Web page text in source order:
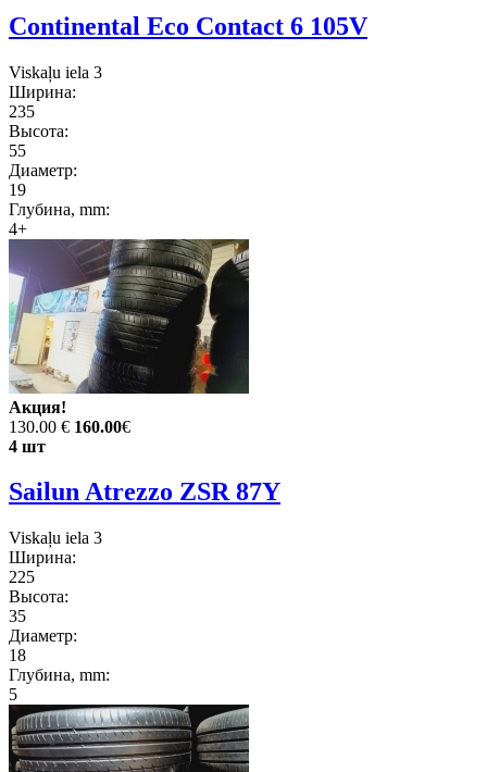
Continental Eco Contact 6 105V
Viskaļu iela 3
Ширина:
235
Высота:
55
Диаметр:
19
Глубина, mm:
4+
Акция!
130.00 € 160.00€
4 шт
Sailun Atrezzo ZSR 87Y
Viskaļu iela 3
Ширина:
225
Высота:
35
Диаметр:
18
Глубина, mm:
5